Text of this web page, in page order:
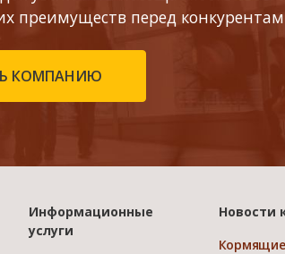
преимуществ перед
КОМПАНИЮ
Информационные
услуги
Новости